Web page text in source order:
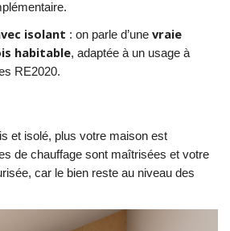
isolant : on parle d’une vraie
habitable, adaptée à un usage à
RE2020.
et isolé, plus votre maison est
de chauffage sont maîtrisées et votre
car le bien reste au niveau des